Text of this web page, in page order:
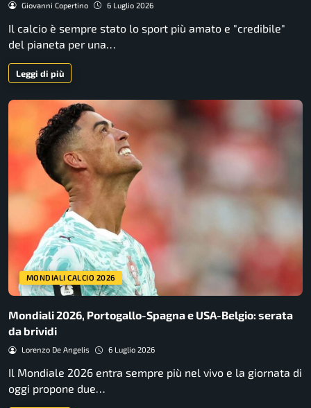
Giovanni Copertino 6 Luglio 2026
Il calcio è sempre stato lo sport più amato e "credibile"
del pianeta per una…
Leggi di più
MONDIALI CALCIO 2026
Mondiali 2026, Portogallo-Spagna e USA-Belgio: serata
da brividi
Lorenzo De Angelis 6 Luglio 2026
Il Mondiale 2026 entra sempre più nel vivo e la giornata di
oggi propone due…